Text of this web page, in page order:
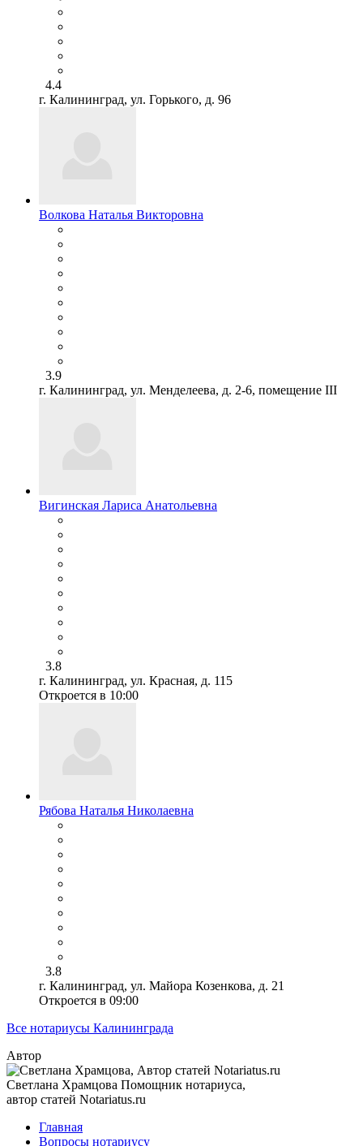
4.4
г. Калининград, ул. Горького, д. 96
Волкова Наталья Викторовна
3.9
г. Калининград, ул. Менделеева, д. 2-6, помещение III
Вигинская Лариса Анатольевна
3.8
г. Калининград, ул. Красная, д. 115
Откроется в 10:00
Рябова Наталья Николаевна
3.8
г. Калининград, ул. Майора Козенкова, д. 21
Откроется в 09:00
Все нотариусы Калининграда
Автор
Светлана Храмцова Помощник нотариуса,
автор статей Notariatus.ru
Главная
Вопросы нотариусу